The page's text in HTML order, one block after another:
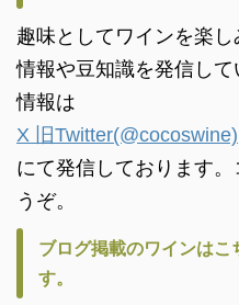
趣味としてワインを楽
情報や豆知識を発信し
情報は
X 旧Twitter(@cocoswine)
にて発信しております
うぞ。
ブログ掲載のワインはこ
す。